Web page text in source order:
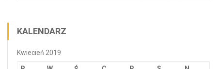
KALENDARZ
Kwiecień 2019